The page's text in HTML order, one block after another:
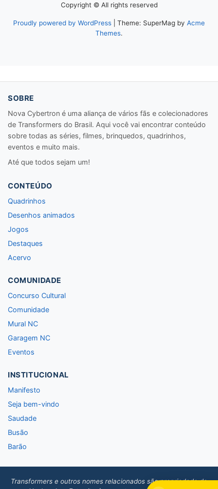
Copyright © All rights reserved
Proudly powered by WordPress | Theme: SuperMag by Acme
Themes.
SOBRE
Nova Cybertron é uma aliança de vários fãs e colecionadores
de Transformers do Brasil. Aqui você vai encontrar conteúdo
sobre todas as séries, filmes, brinquedos, quadrinhos,
eventos e muito mais.
Até que todos sejam um!
CONTEÚDO
Quadrinhos
Desenhos animados
Jogos
Destaques
Acervo
COMUNIDADE
Concurso Cultural
Comunidade
Mural NC
Garagem NC
Eventos
INSTITUCIONAL
Manifesto
Seja bem-vindo
Saudade
Busão
Barão
Transformers e outros nomes relacionados são propriedade da